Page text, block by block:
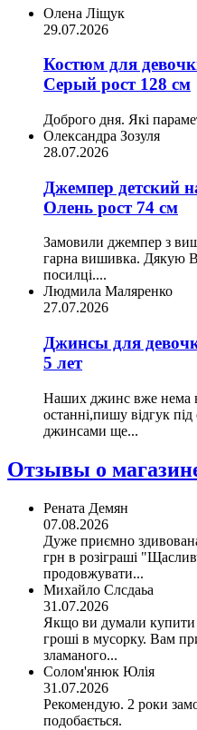
Олена Ліщук
29.07.2026
Костюм для
Серый рост 128 см
Доброго дня. Які
Олександра Зозуля
28.07.2026
Джемпер детский
Олень рост 74 см
Замовили джемпер з
гарна вишивка. Дякую
посилці....
Людмила Маляренко
27.07.2026
Джинсы для
5 лет
Наших джинс вже нема в
останні,пишу відгук
джинсами ще...
Отзывы о
Рената Демян
07.08.2026
Дуже приємно
грн в розіграші
продовжувати...
Михайло Слсдаьа
31.07.2026
Якщо ви думали купити
гроші в мусорку. Вам
зламаного...
Солом'янюк Юлія
31.07.2026
Рекомендую. 2 роки
подобається.